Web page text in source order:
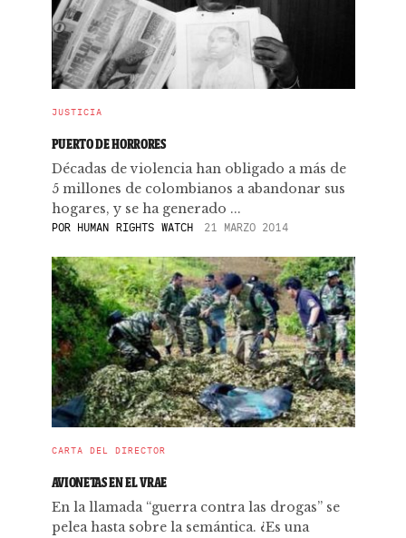
JUSTICIA
PUERTO DE HORRORES
Décadas de violencia han obligado a más de
5 millones de colombianos a abandonar sus
hogares, y se ha generado ...
PORHUMAN RIGHTS WATCH 21 MARZO 2014
CARTA DEL DIRECTOR
AVIONETAS EN EL VRAE
En la llamada “guerra contra las drogas” se
pelea hasta sobre la semántica. ¿Es una